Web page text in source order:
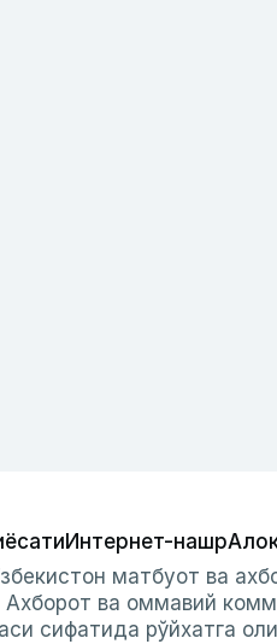
Интернет-нашр
матбуот ва
ва оммавий
сифатида рўйхатга